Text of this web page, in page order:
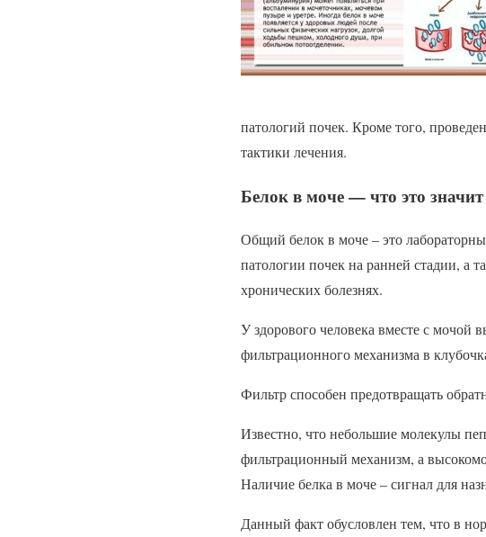
патологий почек. Кроме того,
тактики лечения.
Белок в моче — что это
Общий белок в моче – это
патологии почек на ранней стадии, а
хронических болезнях.
У здорового человека вместе с мочой
фильтрационного механизма в
Фильтр способен предотвращать
Известно, что небольшие молекулы
фильтрационный механизм, а
Наличие белка в моче – сигнал для
Данный факт обусловлен тем, что в